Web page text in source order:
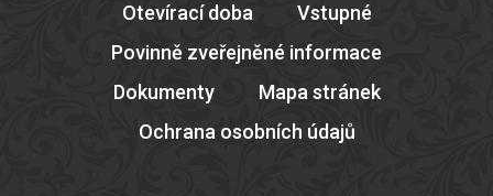
Otevírací doba
Vstupné
Povinně zveřejněné informace
Dokumenty
Mapa stránek
Ochrana osobních údajů